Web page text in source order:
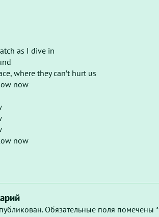
as I dive in
where they can’t hurt us
now
now
Обязательные поля помечены *